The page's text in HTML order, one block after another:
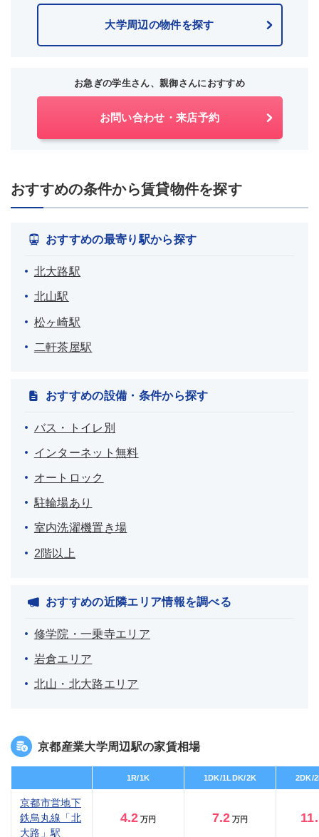
大学周辺の物件を探す
お急ぎの学生さん、親御さんにおすすめ
お問い合わせ・来店予約
おすすめの条件から賃貸物件を探す
おすすめの最寄り駅から探す
北大路駅
北山駅
松ヶ崎駅
二軒茶屋駅
おすすめの設備・条件から探す
バス・トイレ別
インターネット無料
オートロック
駐輪場あり
室内洗濯機置き場
2階以上
おすすめの近隣エリア情報を調べる
修学院・一乗寺エリア
岩倉エリア
北山・北大路エリア
京都産業大学周辺駅の家賃相場
1R/1K 1DK/1LDK/2K 2DK/
京都市営地下
鉄烏丸線「北
大路」駅
4.2 万円 7.2 万円